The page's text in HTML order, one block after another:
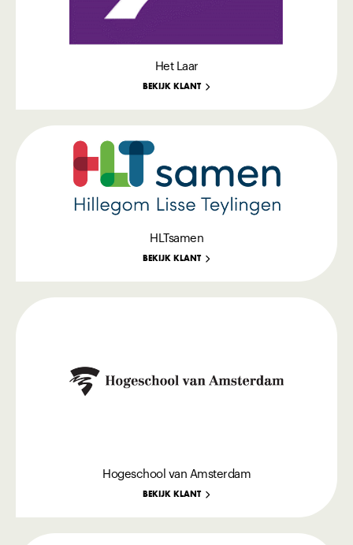
Het Laar
BEKIJK KLANT
HLTsamen
BEKIJK KLANT
Hogeschool van Amsterdam
BEKIJK KLANT